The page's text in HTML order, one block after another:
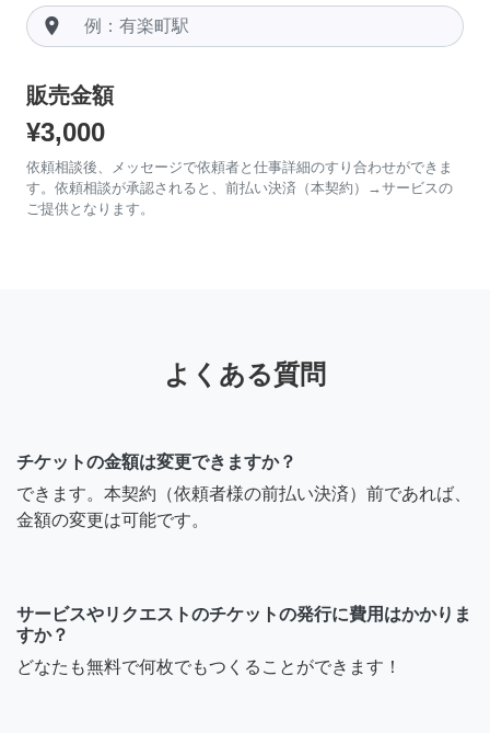
room
販売金額
¥3,000
依頼相談後、メッセージで依頼者と仕事詳細のすり合わせができま
す。依頼相談が承認されると、前払い決済（本契約）→サービスの
ご提供となります。
よくある質問
チケットの金額は変更できますか？
できます。本契約（依頼者様の前払い決済）前であれば、
金額の変更は可能です。
サービスやリクエストのチケットの発行に費用はかかりま
すか？
どなたも無料で何枚でもつくることができます！